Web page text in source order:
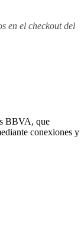
en el checkout del
BBVA, que
conexiones y